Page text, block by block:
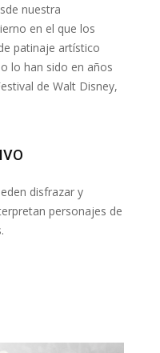
nuestra
en el que los
patinaje artístico
lo han sido en años
de Walt Disney,
disfrazar y
personajes de